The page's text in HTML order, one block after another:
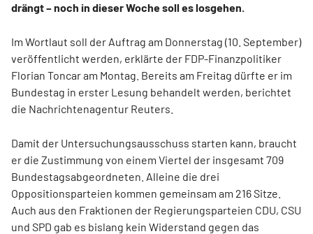
drängt – noch in dieser Woche soll es losgehen.
Im Wortlaut soll der Auftrag am Donnerstag (10. September)
veröffentlicht werden, erklärte der FDP-Finanzpolitiker
Florian Toncar am Montag. Bereits am Freitag dürfte er im
Bundestag in erster Lesung behandelt werden, berichtet
die Nachrichtenagentur Reuters.
Damit der Untersuchungsausschuss starten kann, braucht
er die Zustimmung von einem Viertel der insgesamt 709
Bundestagsabgeordneten. Alleine die drei
Oppositionsparteien kommen gemeinsam am 216 Sitze.
Auch aus den Fraktionen der Regierungsparteien CDU, CSU
und SPD gab es bislang kein Widerstand gegen das